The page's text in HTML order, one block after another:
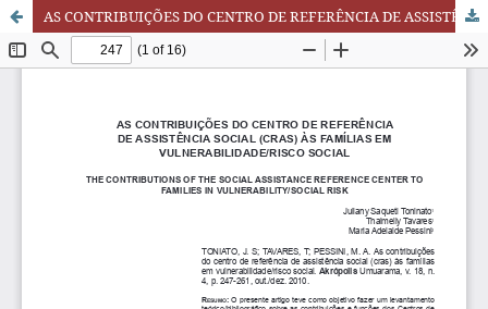
AS CONTRIBUIÇÕES DO CENTRO DE REFERÊNCIA DE ASSISTÊNCIA SOCIAL (CRAS) ÀS FAMÍLIAS EM VULNERABILIDADE/RISCO SOCIAL